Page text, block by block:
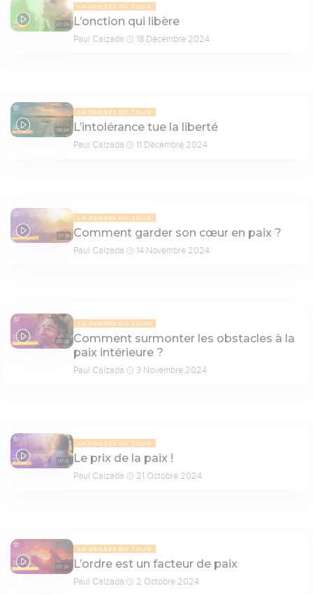
07:09
LA PENSÉE DU JOUR
L’onction qui libère
Paul Calzada 18 Décembre 2024
08:34
LA PENSÉE DU JOUR
L’intolérance tue la liberté
Paul Calzada 11 Décembre 2024
07:19
LA PENSÉE DU JOUR
Comment garder son cœur en paix ?
Paul Calzada 14 Novembre 2024
08:08
LA PENSÉE DU JOUR
Comment surmonter les obstacles à la
paix intérieure ?
Paul Calzada 3 Novembre 2024
07:12
LA PENSÉE DU JOUR
Le prix de la paix !
Paul Calzada 21 Octobre 2024
07:30
LA PENSÉE DU JOUR
L’ordre est un facteur de paix
Paul Calzada 2 Octobre 2024